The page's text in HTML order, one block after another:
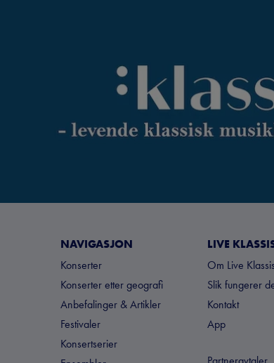
NAVIGASJON
Konserter
Konserter etter geografi
Anbefalinger & Artikler
Festivaler
Konsertserier
LIVE
Om Live
Slik fungerer
Kontakt
App